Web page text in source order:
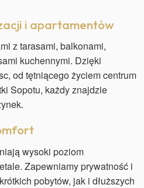
i apartamentów
z tarasami, balkonami,
kuchennymi. Dzięki
od tętniącego życiem centrum
Sopotu, każdy znajdzie
wysoki poziom
Zapewniamy prywatność i
pobytów, jak i dłuższych